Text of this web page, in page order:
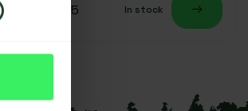
37,95 In stock